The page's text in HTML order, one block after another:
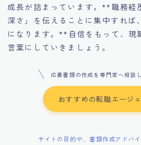
成長が詰まっています。**職務経
深さ」を伝えることに集中すれば
になります。**自信をもって、現
言葉にしていきましょう。
応募書類の作成を専門家へ相談
おすすめの転職エージ
サイトの目的や、書類作成アドバ